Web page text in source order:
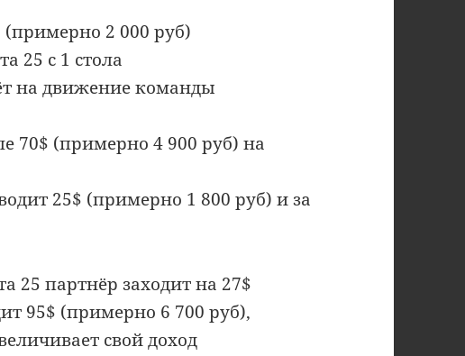
(примерно 2 000 руб)
25 с 1 стола
на движение команды
70$ (примерно 4 900 руб) на
25$ (примерно 1 800 руб) и за
25 партнёр заходит на 27$
95$ (примерно 6 700 руб),
свой доход